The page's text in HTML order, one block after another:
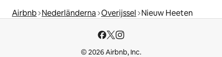
Airbnb Nederländerna Overijssel Nieuw Heeten
© 2026 Airbnb, Inc.